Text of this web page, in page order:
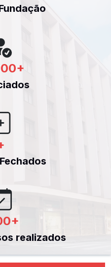
+
+
realizados